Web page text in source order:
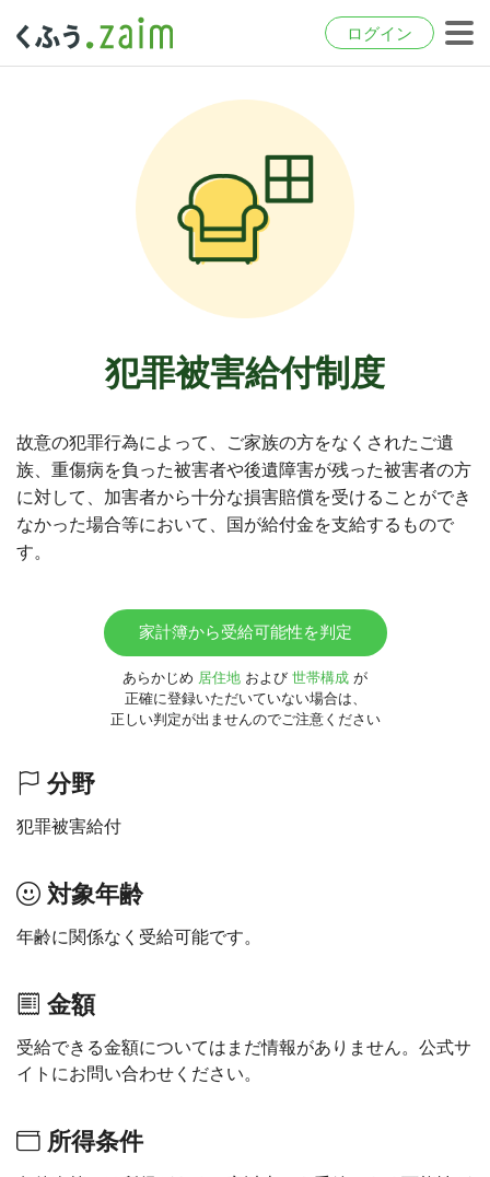
ログイン
犯罪被害給付制度
故意の犯罪行為によって、ご家族の方をなくされたご遺
族、重傷病を負った被害者や後遺障害が残った被害者の方
に対して、加害者から十分な損害賠償を受けることができ
なかった場合等において、国が給付金を支給するもので
す。
家計簿から受給可能性を判定
あらかじめ 居住地 および 世帯構成 が
正確に登録いただいていない場合は、
正しい判定が出ませんのでご注意ください
分野
犯罪被害給付
対象年齢
年齢に関係なく受給可能です。
金額
受給できる金額についてはまだ情報がありません。公式サ
イトにお問い合わせください。
所得条件